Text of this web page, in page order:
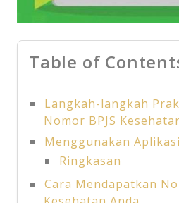
Table of
Langkah-langkah
Nomor BPJS
Menggunakan
Ringkasan
Cara Mendapatkan